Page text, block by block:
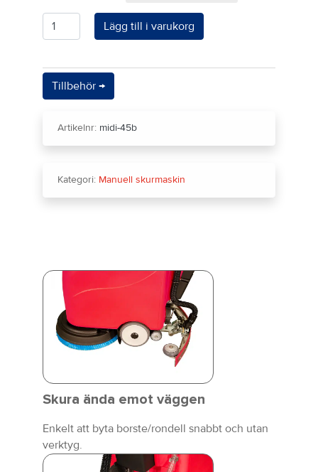
Antal Lägg till i varukorg
Tillbehör →
Artikelnr: midi-45b
Kategori: Manuell skurmaskin
Skura ända emot väggen
Enkelt att byta borste/rondell snabbt och utan
verktyg.